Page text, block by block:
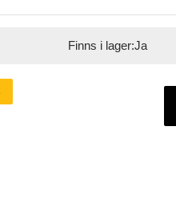
Finns i lager:Ja